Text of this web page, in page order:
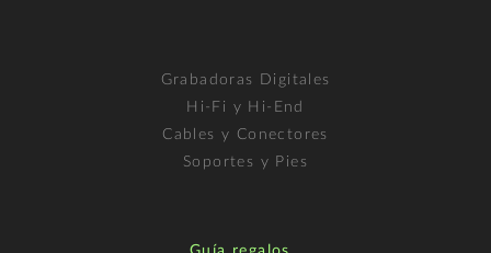
Grabadoras Digitales
Hi-Fi y Hi-End
Cables y Conectores
Soportes y Pies